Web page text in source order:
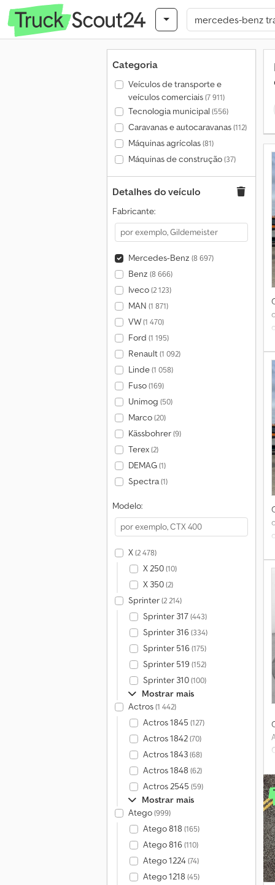
Categoria
Veículos de transporte e
veículos comerciais(7 911)
Tecnologia municipal (556)
Caravanas e autocaravanas(112)
Máquinas agrícolas(81)
Máquinas de construção(37)
Detalhes do veículo
Fabricante:
Mercedes-Benz (8 697)
Benz (8 666)
Iveco(2 123)
MAN (1 871)
VW(1 470)
Ford (1 195)
Renault(1 092)
Linde(1 058)
Fuso(169)
Unimog (50)
Marco(20)
Kässbohrer(9)
Terex(2)
DEMAG(1)
Spectra(1)
Modelo:
X(2 478)
X 250(10)
X 350(2)
Sprinter(2 214)
Sprinter 317(443)
Sprinter 316(334)
Sprinter 516(175)
Sprinter 519 (152)
Sprinter 310(100)
Mostrar mais
Actros(1 442)
Actros 1845 (127)
Actros 1842(70)
Actros 1843(68)
Actros 1848 (62)
Actros 2545 (59)
Mostrar mais
Atego(999)
Atego 818 (165)
Atego 816(110)
Atego 1224(74)
Atego 1218 (45)